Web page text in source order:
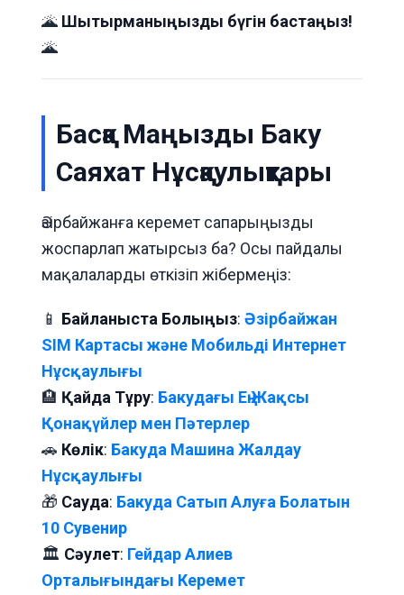
🌋 Шытырманыңызды бүгін бастаңыз!
🌋
Басқа Маңызды Баку
Саяхат Нұсқаулықтары
Әзірбайжанға керемет сапарыңызды
жоспарлап жатырсыз ба? Осы пайдалы
мақалаларды өткізіп жібермеңіз:
📱 Байланыста Болыңыз: Әзірбайжан
SIM Картасы және Мобильді Интернет
Нұсқаулығы
🏨 Қайда Тұру: Бакудағы Ең Жақсы
Қонақүйлер мен Пәтерлер
🚗 Көлік: Бакуда Машина Жалдау
Нұсқаулығы
🎁 Сауда: Бакуда Сатып Алуға Болатын
10 Сувенир
🏛️ Сәулет: Гейдар Алиев
Орталығындағы Керемет